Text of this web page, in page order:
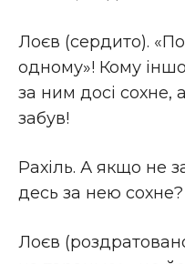
Лоєв (сердито).
одному»! Кому
за ним досі сохне,
забув!
Рахіль. А якщо не
десь за нею сохне?
Лоєв